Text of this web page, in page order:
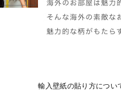
輸入壁紙の貼り方につい